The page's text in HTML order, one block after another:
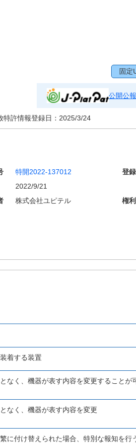
固定
公開公
特許情報登録日： 2025/3/24
特開2022-137012 登
2022/9/21
株式会社ユピテル 権
着する装置
なく、機器が表す内容を変更することが
なく、機器が表す内容を変更
に付け替えられた場合、特別な報知を